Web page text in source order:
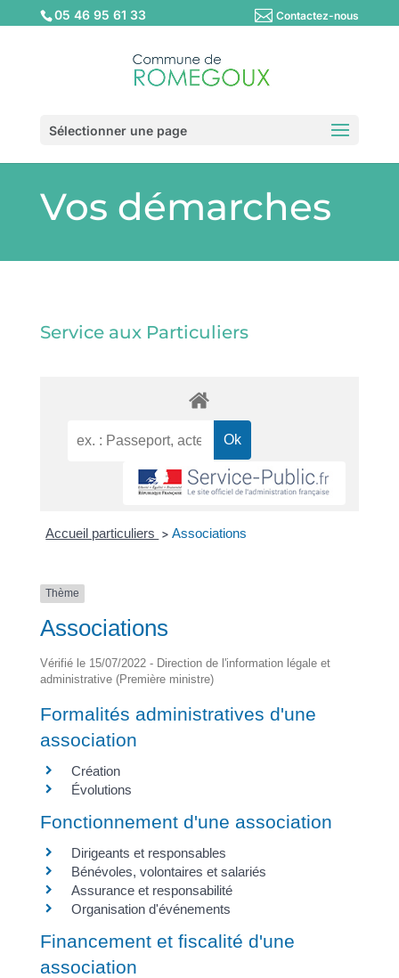
05 46 95 61 33 Contactez-nous
Sélectionner une page
Vos démarches
Service aux Particuliers
Accueil particuliers > Associations
Thème
Associations
Vérifié le 15/07/2022 - Direction de l'information légale et
administrative (Première ministre)
Formalités administratives d'une
association
Création
Évolutions
Fonctionnement d'une association
Dirigeants et responsables
Bénévoles, volontaires et salariés
Assurance et responsabilité
Organisation d'événements
Financement et fiscalité d'une
association